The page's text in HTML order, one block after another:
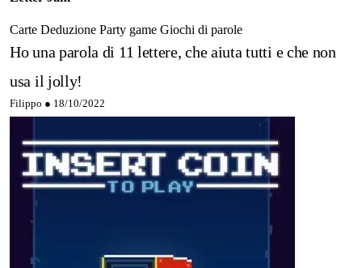
Carte Deduzione Party game Giochi di parole
Ho una parola di 11 lettere, che aiuta tutti e che non
usa il jolly!
Filippo ● 18/10/2022